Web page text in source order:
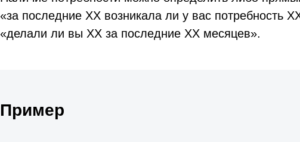
«за последние ХХ возникала ли у вас потребность
«делали ли вы ХХ за последние ХХ месяцев».
Пример